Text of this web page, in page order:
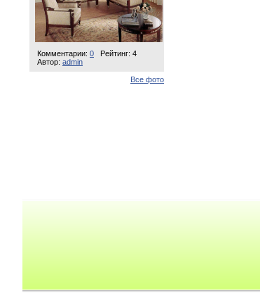
Комментарии: 0
Рейтинг: 4
Автор: admin
Все фото